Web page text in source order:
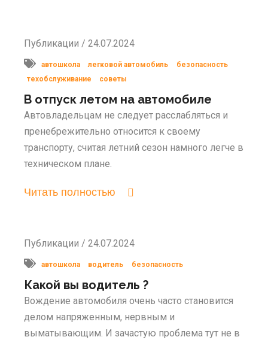
Публикации / 24.07.2024
автошкола легковой автомобиль
безопасность
техобслуживание
советы
В отпуск летом на автомобиле
Автовладельцам не следует расслабляться и
пренебрежительно относится к своему
транспорту, считая летний сезон намного легче в
техническом плане.
Читать полностью
Публикации / 24.07.2024
автошкола водитель безопасность
Какой вы водитель ?
Вождение автомобиля очень часто становится
делом напряженным, нервным и
выматывающим. И зачастую проблема тут не в